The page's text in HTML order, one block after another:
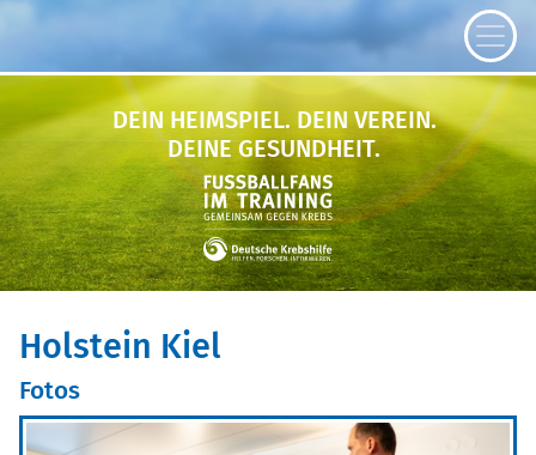
DEIN HEIMSPIEL. DEIN VEREIN.
DEINE GESUNDHEIT.
Holstein Kiel
Fotos